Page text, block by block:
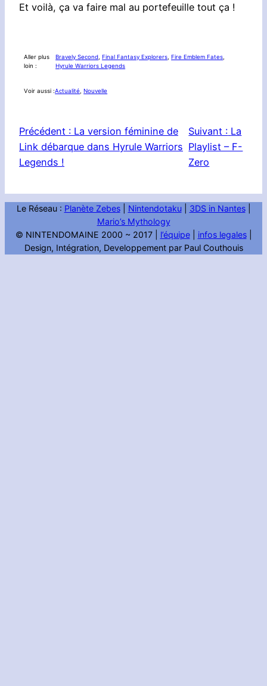
Et voilà, ça va faire mal au portefeuille tout ça !
Aller plus
loin :
Bravely Second , Final Fantasy Explorers , Fire Emblem Fates
Hyrule Warriors Legends
Voir aussi :Actualité, Nouvelle
Précédent : La version féminine de
Link débarque dans Hyrule Warriors
Legends !
Suivant : La
Playlist – F-
Zero
Le Réseau : Planète Zebes| Nintendotaku| 3DS in Nantes|
Mario’s Mythology
© NINTENDOMAINE 2000 ~ 2017 | l’équipe| infos legales|
Design, Intégration, Developpement par Paul Couthouis